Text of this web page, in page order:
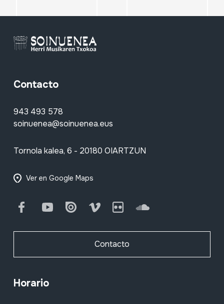
Contacto
943 493 578
soinuenea@soinuenea.eus
Tornola kalea, 6 - 20180 OIARTZUN
Ver en Google Maps
FacebookYoutube Issuu Vimeo Flickr SoundCloud
Contacto
Horario